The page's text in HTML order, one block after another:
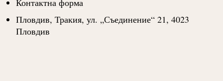
Контактна форма
Пловдив, Тракия, ул. „Съединение“ 21, 4023
Пловдив